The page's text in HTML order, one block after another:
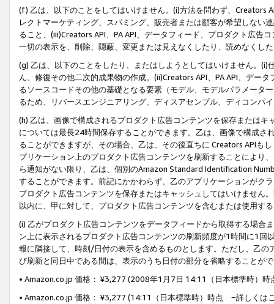
(f) 乙は、以下のことをしてはいけません。(i)方法を問わず、Creators
レクトマーケティング、スパミング、販売者または顧客が希望しない
ること、(iii)Creators API、PA API、データフィード、プロダクト広告
一切の表示を、削除、隠蔽、変更または見えなくしたり、読めなくし
(g) 乙は、以下のことをしたり、またはしようとしてはいけません。
ん、修復その他二次的成果物の作成。(ii)Creators API、PA API、デー
るソースコードその他の基礎となる要素（モデル、モデルパラメータ
るため、リバースエンジニアリング、ディスアセンブル、ディコンパ
(h) 乙は、画像で構成されるプロダクト広告コンテンツを保存または
については最長24時間保存することができます。乙は、画像で構成
ることができますが、その場合、乙は、その後直ちに Creators APIも
プリケーション上のプロダクト広告コンテンツを刷新することにより
ら通知がない限り、乙は、個別のAmazon Standard Identification
することができます。前記にかかわらず、乙のアプリケーションがク
プロダクト広告コンテンツを保存またはキャッシュしてはいけません
以内に、甲に対して、プロダクト広告コンテンツを含むまたは使用す
(i) 乙がプロダクト広告コンテンツをデータフィードから取得する場合
ン上に表示されるプロダクト広告コンテンツの刷新頻度が1時間に1
報に隣接して、時刻/日付の表示を含めるものとします。ただし、乙
び刷新と同日中である間は、表示のうち日付の部分を省略することが
• Amazon.co.jp 価格： ¥3,277 (2008年1月7日 14:11（日本標準時）
• Amazon.co.jp 価格： ¥3,277 (14:11（日本標準時）時点 −詳しくは